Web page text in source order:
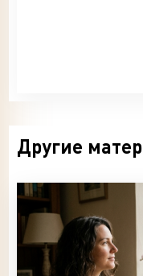
Другие